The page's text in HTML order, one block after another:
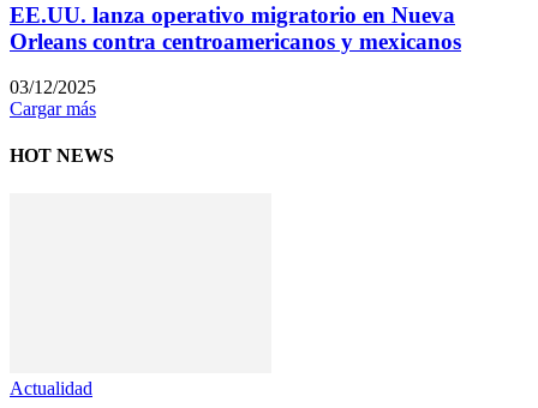
EE.UU. lanza operativo migratorio en Nueva
Orleans contra centroamericanos y mexicanos
03/12/2025
Cargar más
HOT NEWS
Actualidad